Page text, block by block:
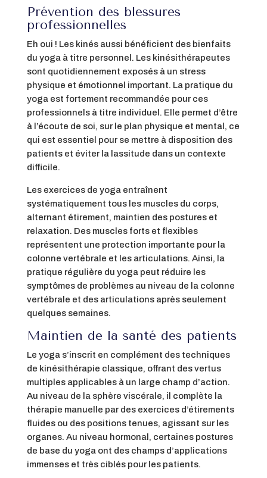
Prévention des blessures
professionnelles
Eh oui ! Les kinés aussi bénéficient des bienfaits
du yoga à titre personnel. Les kinésithérapeutes
sont quotidiennement exposés à un stress
physique et émotionnel important. La pratique du
yoga est fortement recommandée pour ces
professionnels à titre individuel. Elle permet d’être
à l’écoute de soi, sur le plan physique et mental, ce
qui est essentiel pour se mettre à disposition des
patients et éviter la lassitude dans un contexte
difficile.
Les exercices de yoga entraînent
systématiquement tous les muscles du corps,
alternant étirement, maintien des postures et
relaxation. Des muscles forts et flexibles
représentent une protection importante pour la
colonne vertébrale et les articulations. Ainsi, la
pratique régulière du yoga peut réduire les
symptômes de problèmes au niveau de la colonne
vertébrale et des articulations après seulement
quelques semaines.
Maintien de la santé des patients
Le yoga s’inscrit en complément des techniques
de kinésithérapie classique, offrant des vertus
multiples applicables à un large champ d’action.
Au niveau de la sphère viscérale, il complète la
thérapie manuelle par des exercices d’étirements
fluides ou des positions tenues, agissant sur les
organes. Au niveau hormonal, certaines postures
de base du yoga ont des champs d’applications
immenses et très ciblés pour les patients.